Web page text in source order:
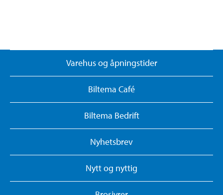
Varehus og åpningstider
Biltema Café
Biltema Bedrift
Nyhetsbrev
Nytt og nyttig